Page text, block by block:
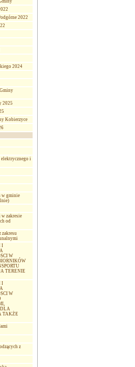
2022
2024
2025
Kobierzyce
i
w gminie
w zakresie
od
zakresu
I
W
TERENIE
I
W
DLA
TAKŻE
z